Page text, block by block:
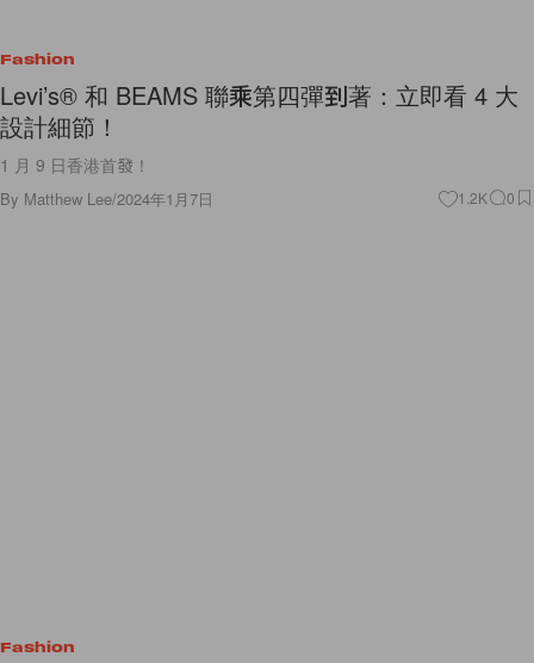
Fashion
Levi’s® 和 BEAMS 聯乘第四彈到著：立即看 4 大
設計細節！
1 月 9 日香港首發！
By Matthew Lee/2024年1月7日 1.2K 0
Fashion